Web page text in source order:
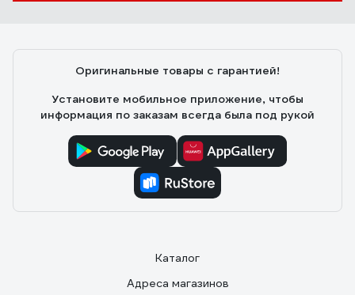
Оригинальные товары с гарантией!
Установите мобильное приложение, чтобы
информация по заказам всегда была под рукой
Каталог
Адреса магазинов